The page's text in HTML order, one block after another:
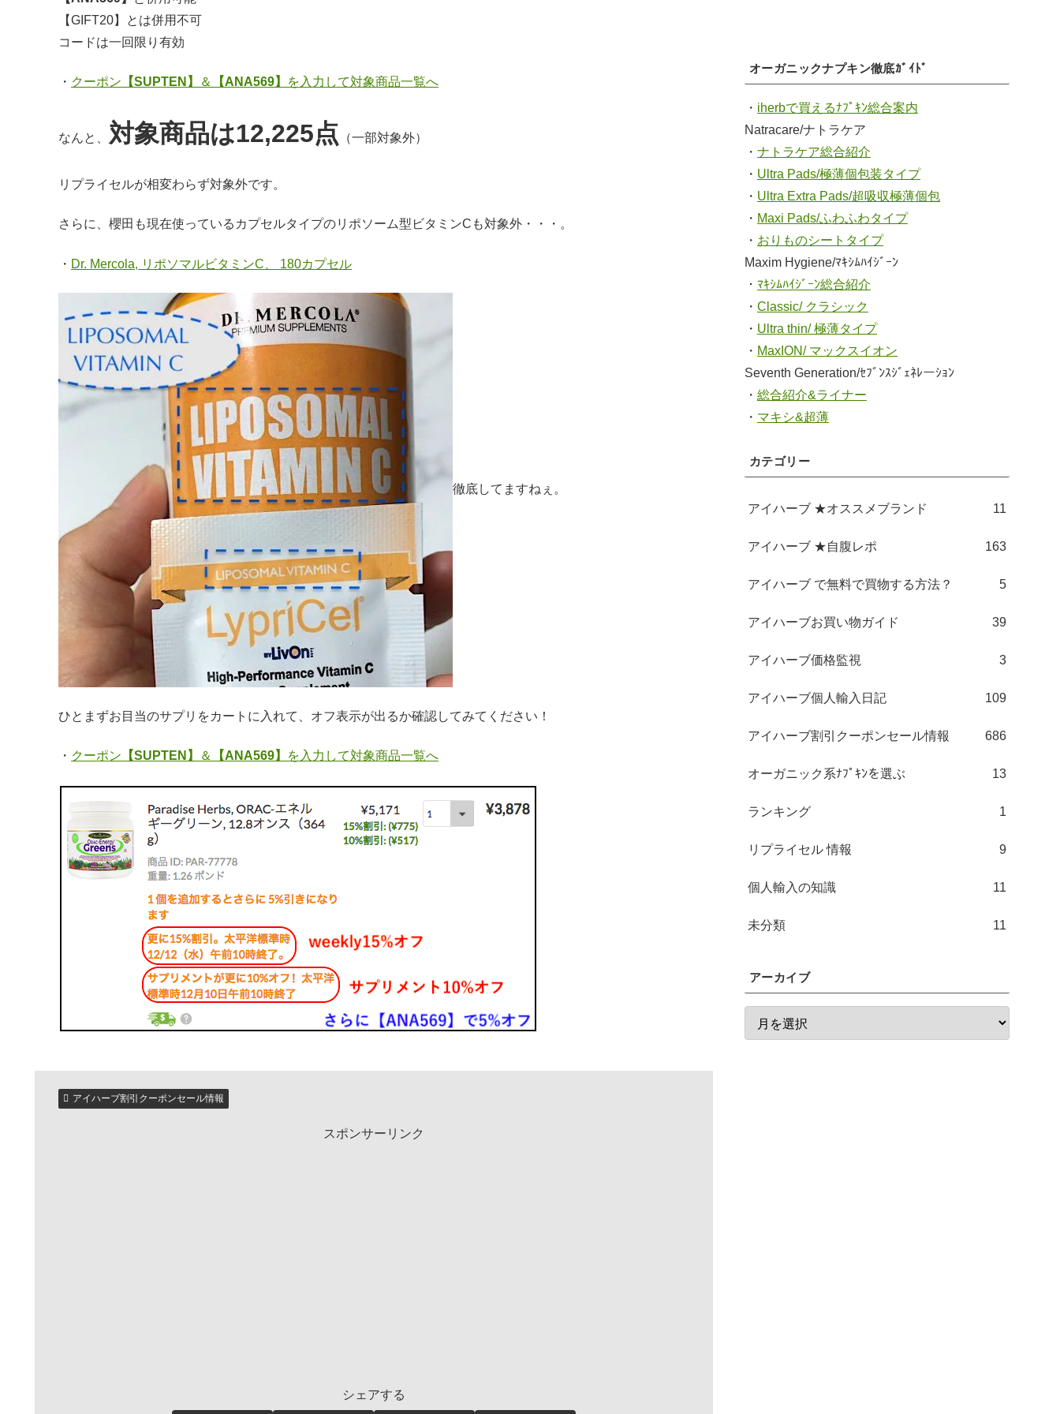
【GIFT20】とは併用不可
コードは一回限り有効
・ クーポン 【SUPTEN】 ＆ 【ANA569】 を入力して対象商品一覧へ
なんと、 対象商品は12,225点 （一部対象外）
リプライセルが相変わらず対象外です。
さらに、櫻田も現在使っているカプセルタイプのリポソーム型ビタミンCも対象外・・・。
・ Dr. Mercola, リポソマルビタミンC、 180カプセル
徹底してますねぇ。
ひとまずお目当のサプリをカートに入れて、オフ表示が出るか確認してみてください！
・ クーポン 【SUPTEN】 ＆ 【ANA569】 を入力して対象商品一覧へ
アイハーブ割引クーポンセール情報
スポンサーリンク
シェアする
オーガニックナプキン徹底ｶﾞｲﾄﾞ
・ iherbで買えるﾅﾌﾟｷﾝ総合案内
Natracare/ナトラケア
・ ナトラケア総合紹介
・ Ultra Pads/極薄個包装タイプ
・ Ultra Extra Pads/超吸収極薄個包
・ Maxi Pads/ふわふわタイプ
・ おりものシートタイプ
Maxim Hygiene/ﾏｷｼﾑﾊｲｼﾞｰﾝ
・ ﾏｷｼﾑﾊｲｼﾞｰﾝ総合紹介
・ Classic/ クラシック
・ Ultra thin/ 極薄タイプ
・ MaxION/ マックスイオン
Seventh Generation/ｾﾌﾞﾝｽｼﾞｪﾈﾚーｼｮﾝ
・ 総合紹介&ライナー
・ マキシ&超薄
カテゴリー
アイハーブ ★オススメブランド 11
アイハーブ ★自腹レポ 163
アイハーブ で無料で買物する方法？ 5
アイハーブお買い物ガイド 39
アイハーブ価格監視 3
アイハーブ個人輸入日記 109
アイハーブ割引クーポンセール情報 686
オーガニック系ﾅﾌﾟｷﾝを選ぶ 13
ランキング 1
リプライセル 情報 9
個人輸入の知識 11
未分類 11
アーカイブ